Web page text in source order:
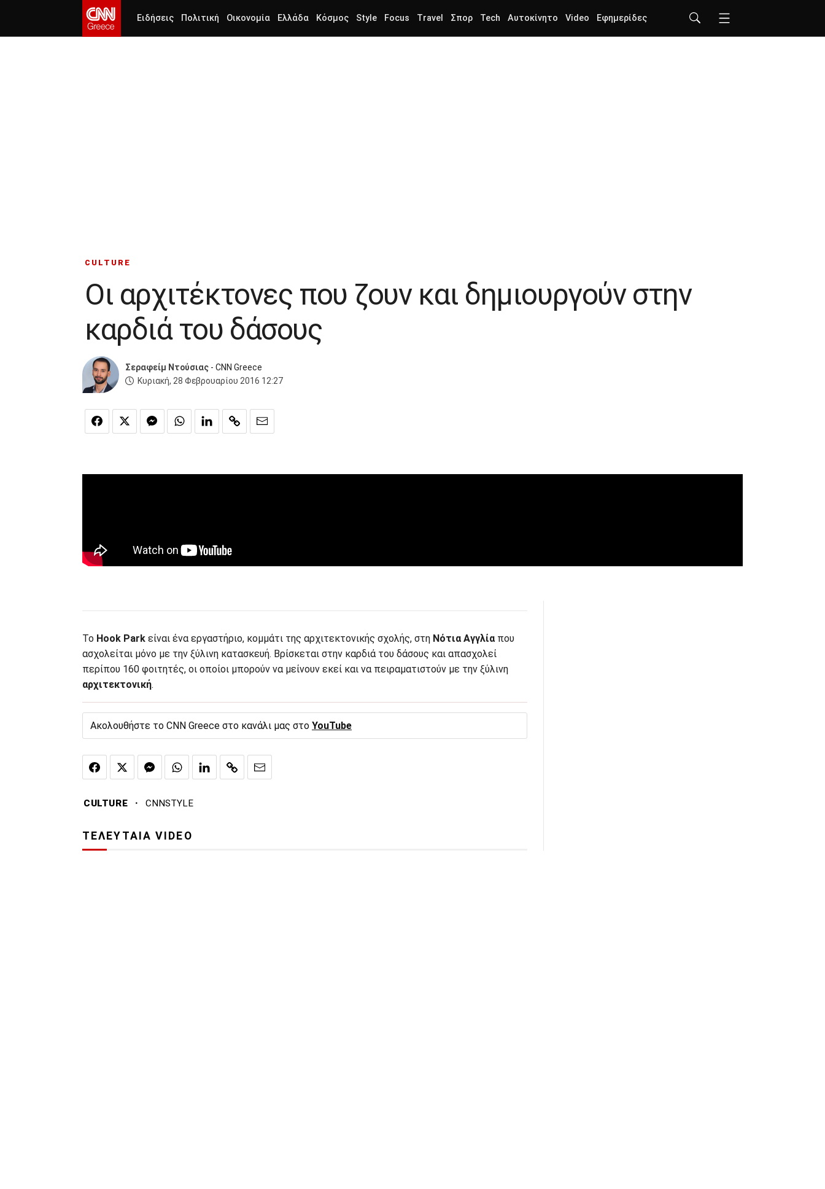
Ειδήσεις Πολιτική Οικονομία Ελλάδα Κόσμος Style Focus Travel Σπορ Tech Αυτοκίνητο Video Εφημερίδες
CULTURE
Οι αρχιτέκτονες που ζουν και δημιουργούν στην
καρδιά του δάσους
Σεραφείμ Ντούσιας - CNN Greece
Κυριακή, 28 Φεβρουαρίου 2016 12:27
Το Hook Park είναι ένα εργαστήριο, κομμάτι της αρχιτεκτονικής σχολής, στη Νότια Αγγλία που
ασχολείται μόνο με την ξύλινη κατασκευή. Βρίσκεται στην καρδιά του δάσους και απασχολεί
περίπου 160 φοιτητές, οι οποίοι μπορούν να μείνουν εκεί και να πειραματιστούν με την ξύλινη
αρχιτεκτονική.
Ακολουθήστε το CNN Greece στο κανάλι μας στο YouTube
CULTURE · CNNSTYLE
ΤΕΛΕΥΤΑΙΑ VIDEO